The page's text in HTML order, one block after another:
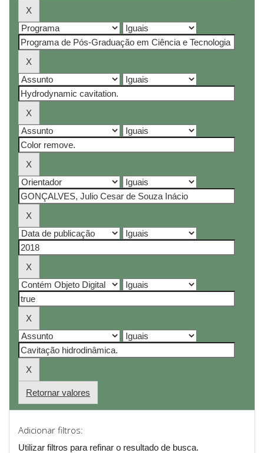
Retornar valores
Adicionar filtros:
Utilizar filtros para refinar o resultado de busca.